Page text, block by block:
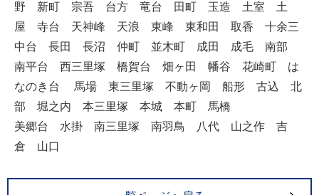
野 新町 宗吾 台方 竜台 田町 玉造 土室 土
屋 寺台 天神峰 天浪 東峰 東和田 取香 十余三
中台 長田 長沼 仲町 並木町 成田 成毛 南部
南平台 西三里塚 橋賀台 畑ヶ田 幡谷 花崎町 は
なのき台 馬場 東三里塚 不動ヶ岡 船形 古込 北
部 堀之内 本三里塚 本城 本町 馬橋
美郷台 水掛 南三里塚 南羽鳥 八代 山之作 吉
倉 山口